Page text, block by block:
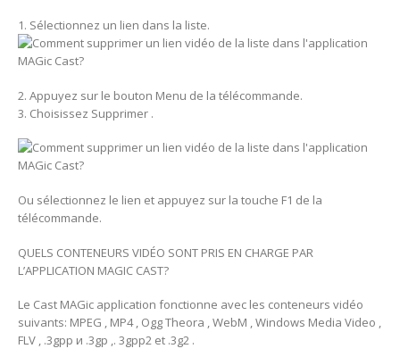
1. Sélectionnez un lien dans la liste.
2. Appuyez sur le bouton Menu de la télécommande.
3. Choisissez Supprimer .
Ou sélectionnez le lien et appuyez sur la touche F1 de la
télécommande.
QUELS CONTENEURS VIDÉO SONT PRIS EN CHARGE PAR
L’APPLICATION MAGIC CAST?
Le Cast MAGic application fonctionne avec les conteneurs vidéo
suivants: MPEG , MP4 , Ogg Theora , WebM , Windows Media Video ,
FLV , .3gpp и .3gp ,. 3gpp2 et .3g2 .